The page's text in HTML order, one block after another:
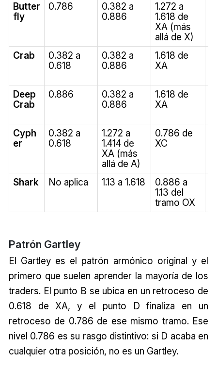
Butter
fly
0.786
0.382 a
0.886
1.272 a
1.618 de
XA (más
allá de X)
Crab
0.382 a
0.618
0.382 a
0.886
1.618 de
XA
Deep
Crab
0.886
0.382 a
0.886
1.618 de
XA
Cyph
er
0.382 a
0.618
1.272 a
1.414 de
XA (más
allá de A)
0.786 de
XC
Shark No aplica 1.13 a 1.618
0.886 a
1.13 del
tramo OX
Patrón Gartley
El Gartley es el patrón armónico original y el
primero que suelen aprender la mayoría de los
traders. El punto B se ubica en un retroceso de
0.618 de XA, y el punto D finaliza en un
retroceso de 0.786 de ese mismo tramo. Ese
nivel 0.786 es su rasgo distintivo: si D acaba en
cualquier otra posición, no es un Gartley.